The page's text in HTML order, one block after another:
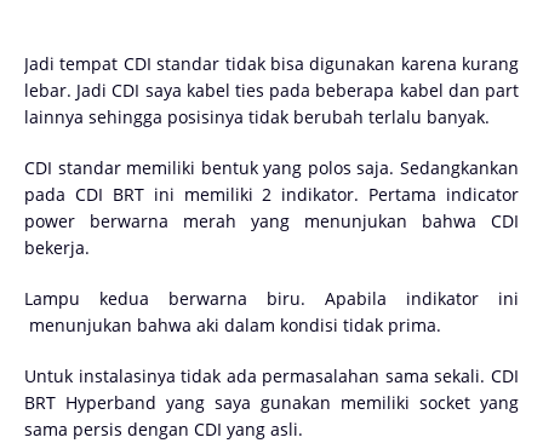
Jadi tempat CDI standar tidak bisa digunakan karena kurang
lebar. Jadi CDI saya kabel ties pada beberapa kabel dan part
lainnya sehingga posisinya tidak berubah terlalu banyak.
CDI standar memiliki bentuk yang polos saja. Sedangkankan
pada CDI BRT ini memiliki 2 indikator. Pertama indicator
power berwarna merah yang menunjukan bahwa CDI
bekerja.
Lampu kedua berwarna biru. Apabila indikator ini
menunjukan bahwa aki dalam kondisi tidak prima.
Untuk instalasinya tidak ada permasalahan sama sekali. CDI
BRT Hyperband yang saya gunakan memiliki socket yang
sama persis dengan CDI yang asli.